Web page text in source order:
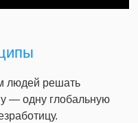
людей решать
— одну глобальную